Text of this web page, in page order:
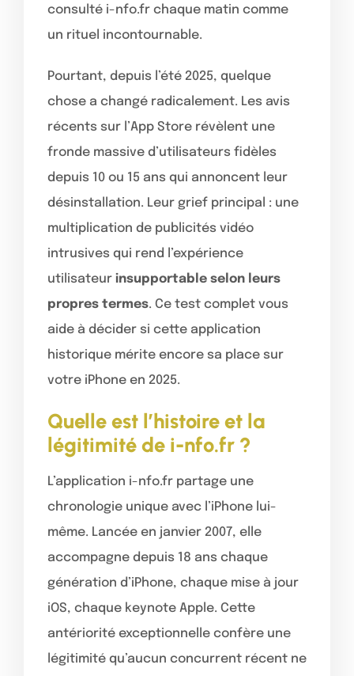
consulté i-nfo.fr chaque matin comme
un rituel incontournable.
Pourtant, depuis l’été 2025, quelque
chose a changé radicalement. Les avis
récents sur l’App Store révèlent une
fronde massive d’utilisateurs fidèles
depuis 10 ou 15 ans qui annoncent leur
désinstallation. Leur grief principal : une
multiplication de publicités vidéo
intrusives qui rend l’expérience
utilisateur insupportable selon leurs
propres termes. Ce test complet vous
aide à décider si cette application
historique mérite encore sa place sur
votre iPhone en 2025.
Quelle est l’histoire et la
légitimité de i-nfo.fr ?
L’application i-nfo.fr partage une
chronologie unique avec l’iPhone lui-
même. Lancée en janvier 2007, elle
accompagne depuis 18 ans chaque
génération d’iPhone, chaque mise à jour
iOS, chaque keynote Apple. Cette
antériorité exceptionnelle confère une
légitimité qu’aucun concurrent récent ne